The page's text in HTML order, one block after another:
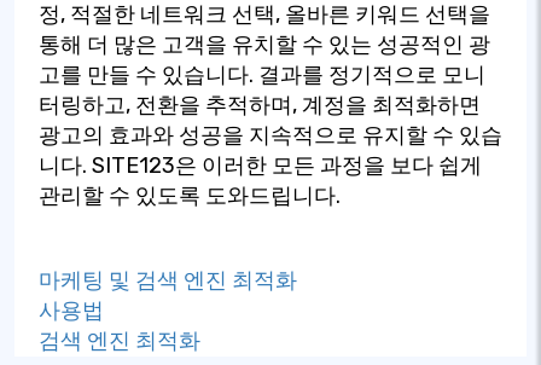
정, 적절한 네트워크 선택, 올바른 키워드 선택을
통해 더 많은 고객을 유치할 수 있는 성공적인 광
고를 만들 수 있습니다. 결과를 정기적으로 모니
터링하고, 전환을 추적하며, 계정을 최적화하면
광고의 효과와 성공을 지속적으로 유지할 수 있습
니다. SITE123은 이러한 모든 과정을 보다 쉽게
관리할 수 있도록 도와드립니다.
마케팅 및 검색 엔진 최적화
사용법
검색 엔진 최적화